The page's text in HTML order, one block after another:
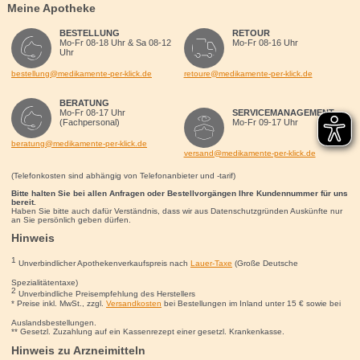
Meine Apotheke
BESTELLUNG
Mo-Fr 08-18 Uhr & Sa 08-12
Uhr
bestellung@medikamente-per-klick.de
BERATUNG
Mo-Fr 08-17 Uhr
(Fachpersonal)
beratung@medikamente-per-klick.de
RETOUR
Mo-Fr 08-16 Uhr
retoure@medikamente-per-klick.de
SERVICEMANAGEMENT
Mo-Fr 09-17 Uhr
versand@medikamente-per-klick.de
(Telefonkosten sind abhängig von Telefonanbieter und -tarif)
Bitte halten Sie bei allen Anfragen oder Bestellvorgängen Ihre Kundennummer für uns
bereit.
Haben Sie bitte auch dafür Verständnis, dass wir aus Datenschutzgründen Auskünfte nur
an Sie persönlich geben dürfen.
Hinweis
1 Unverbindlicher Apothekenverkaufspreis nach Lauer-Taxe (Große Deutsche
Spezialitätentaxe)
2 Unverbindliche Preisempfehlung des Herstellers
* Preise inkl. MwSt., zzgl. Versandkosten bei Bestellungen im Inland unter 15 €sowie bei
Auslandsbestellungen.
** Gesetzl. Zuzahlung auf ein Kassenrezept einer gesetzl. Krankenkasse.
Hinweis zu Arzneimitteln